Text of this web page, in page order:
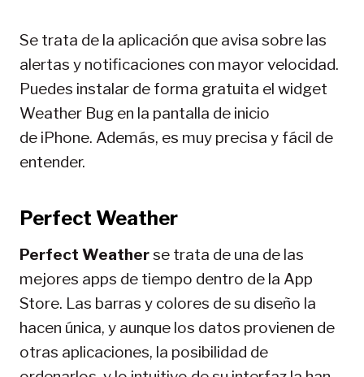
Se trata de la aplicación que avisa sobre las
alertas y notificaciones con mayor velocidad.
Puedes instalar de forma gratuita el widget
Weather Bug en la pantalla de inicio
de iPhone. Además, es muy precisa y fácil de
entender.
Perfect Weather
Perfect Weatherse trata de una de las
mejores apps de tiempo dentro de la App
Store. Las barras y colores de su diseño la
hacen única, y aunque los datos provienen de
otras aplicaciones, la posibilidad de